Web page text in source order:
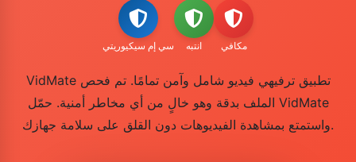
سي إم سيكيوريتي انتبه مكافي
VidMate تطبيق ترفيهي فيديو شامل وآمن تمامًا. تم فحص
الملف بدقة وهو خالٍ من أي مخاطر أمنية. حمّل VidMate
واستمتع بمشاهدة الفيديوهات دون القلق على سلامة جهازك.